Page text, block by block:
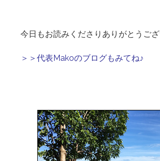
今日もお読みくださりありがとうござ
＞＞代表Makoのブログもみてね♪